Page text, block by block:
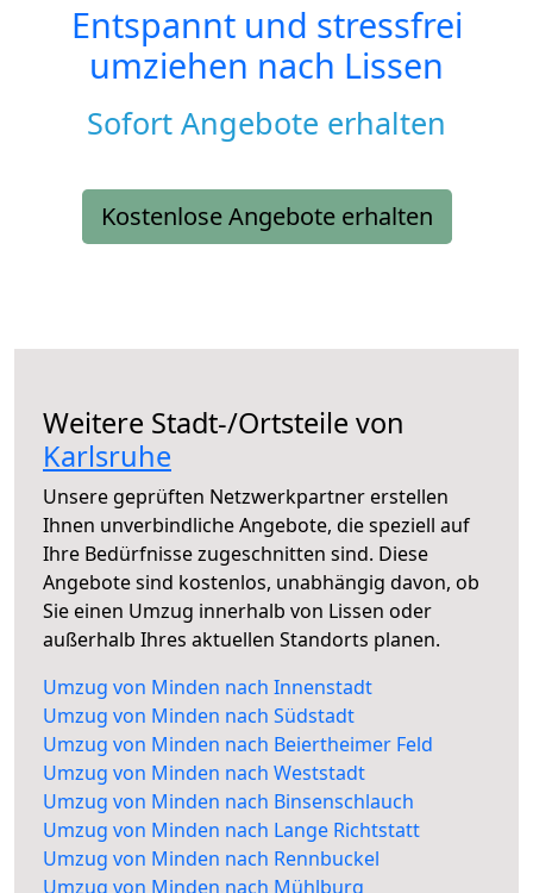
Entspannt und stressfrei
umziehen nach Lissen
Sofort Angebote erhalten
Kostenlose Angebote erhalten
Weitere Stadt-/Ortsteile von
Karlsruhe
Unsere geprüften Netzwerkpartner erstellen
Ihnen unverbindliche Angebote, die speziell auf
Ihre Bedürfnisse zugeschnitten sind. Diese
Angebote sind kostenlos, unabhängig davon, ob
Sie einen Umzug innerhalb von Lissen oder
außerhalb Ihres aktuellen Standorts planen.
Umzug von Minden nach Innenstadt
Umzug von Minden nach Südstadt
Umzug von Minden nach Beiertheimer Feld
Umzug von Minden nach Weststadt
Umzug von Minden nach Binsenschlauch
Umzug von Minden nach Lange Richtstatt
Umzug von Minden nach Rennbuckel
Umzug von Minden nach Mühlburg